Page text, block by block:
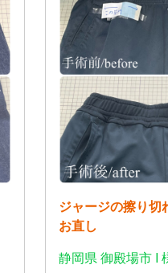
ジャージの擦り切
お直し
静岡県 御殿場市 I